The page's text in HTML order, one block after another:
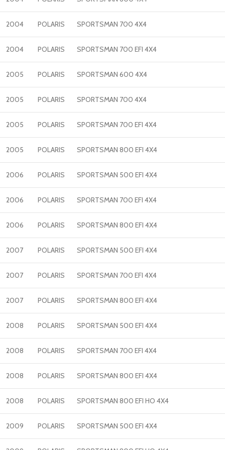
2004 POLARIS SPORTSMAN 700 4X4
2004 POLARIS SPORTSMAN 700 EFI 4X4
2005 POLARIS SPORTSMAN 600 4X4
2005 POLARIS SPORTSMAN 700 4X4
2005 POLARIS SPORTSMAN 700 EFI 4X4
2005 POLARIS SPORTSMAN 800 EFI 4X4
2006 POLARIS SPORTSMAN 500 EFI 4X4
2006 POLARIS SPORTSMAN 700 EFI 4X4
2006 POLARIS SPORTSMAN 800 EFI 4X4
2007 POLARIS SPORTSMAN 500 EFI 4X4
2007 POLARIS SPORTSMAN 700 EFI 4X4
2007 POLARIS SPORTSMAN 800 EFI 4X4
2008 POLARIS SPORTSMAN 500 EFI 4X4
2008 POLARIS SPORTSMAN 700 EFI 4X4
2008 POLARIS SPORTSMAN 800 EFI 4X4
2008 POLARIS SPORTSMAN 800 EFI HO 4X4
2009 POLARIS SPORTSMAN 500 EFI 4X4